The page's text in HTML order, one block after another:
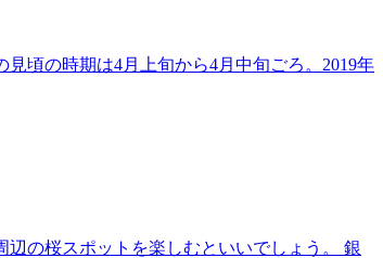
頃の時期は4月上旬から4月中旬ごろ。2019年
の桜スポットを楽しむといいでしょう。 銀